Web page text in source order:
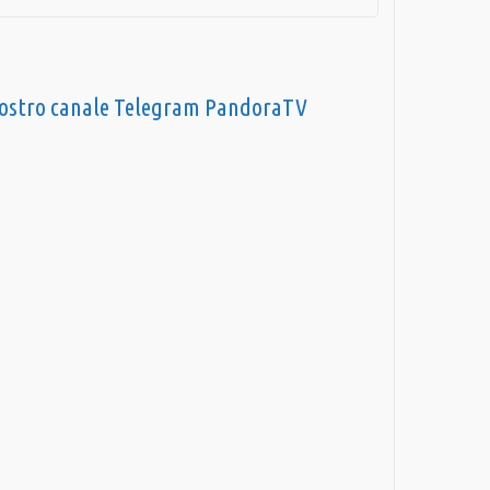
canale Telegram PandoraTV